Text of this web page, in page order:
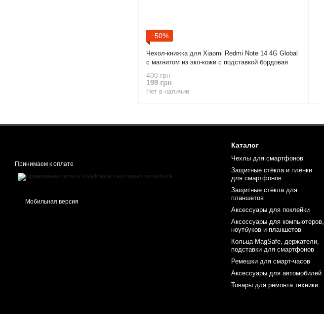
−50%
Чехол-книжка для Xiaomi Redmi Note 14 4G Global
с магнитом из эко-кожи с подставкой бордовая
400 грн
199 грн
Нет в наличии
Принимаем к оплате
Мобильная версия
Каталог
Чехлы для смартфонов
Защитные стёкла и плёнки
для смартфонов
Защитные стёкла для
планшетов
Аксессуары для поклейки
Аксессуары для компьютеров,
ноутбуков и планшетов
Кольца MagSafe, держатели,
подставки для смартфонов
Ремешки для смарт-часов
Аксессуары для автомобилей
Товары для ремонта техники